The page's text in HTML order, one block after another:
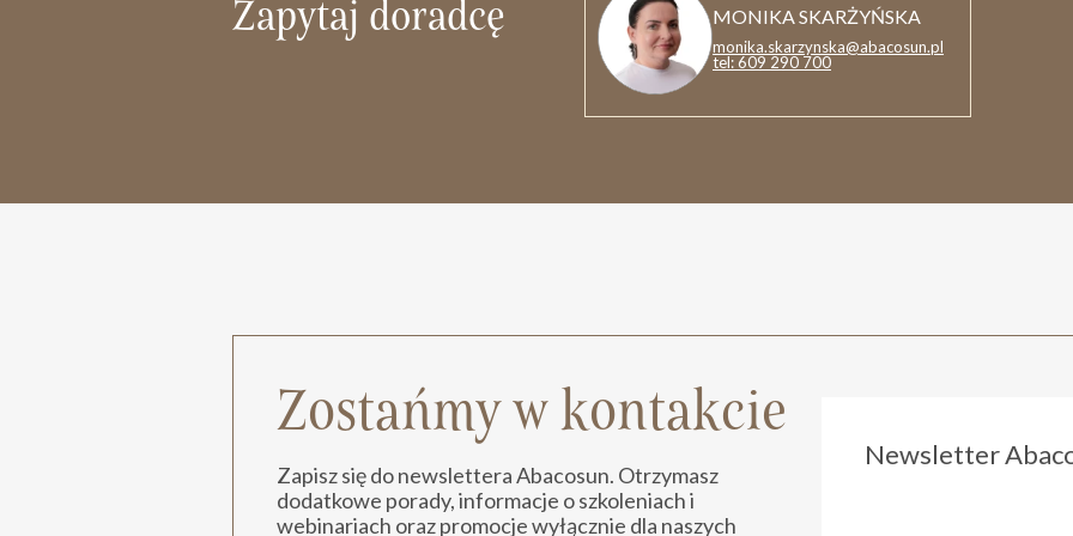
Zapytaj doradcę MONIKA SKARŻYŃSKA
monika.skarzynska@abacosun.pl
tel: 609 290 700
Zostańmy w kontakcie
Zapisz się do newslettera Abacosun. Otrzymasz
dodatkowe porady, informacje o szkoleniach i
webinariach oraz promocje wyłącznie dla naszych
Newsletter